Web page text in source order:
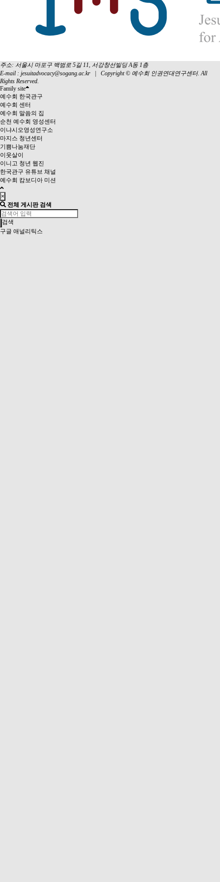
주소: 서울시 마포구 백범로 5길 11, 서강창선빌딩 A동 1층
E-mail : jesuitadvocacy@sogang.ac.kr Copyright© 예수회 인권연대연구센터. All
Rights Reserved.
Family site
예수회 한국관구
예수회 센터
예수회 말씀의 집
순천 예수회 영성센터
이냐시오영성연구소
마지스 청년센터
기쁨나눔재단
이웃살이
이니고 청년 웹진
한국관구 유튜브 채널
예수회 캄보디아 미션
×
전체 게시판 검색
검색
구글 애널리틱스